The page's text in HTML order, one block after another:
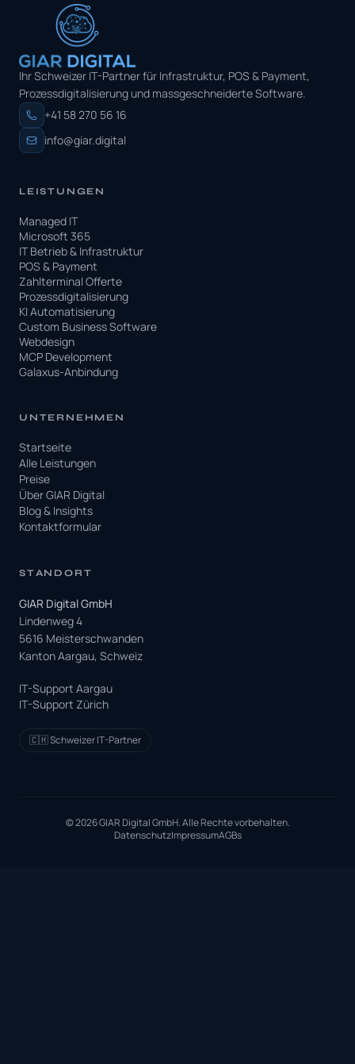
Ihr Schweizer IT-Partner für Infrastruktur, POS & Payment,
Prozessdigitalisierung und massgeschneiderte Software.
+41 58 270 56 16
info@giar.digital
LEISTUNGEN
Managed IT
Microsoft 365
IT Betrieb & Infrastruktur
POS & Payment
Zahlterminal Offerte
Prozessdigitalisierung
KI Automatisierung
Custom Business Software
Webdesign
MCP Development
Galaxus-Anbindung
UNTERNEHMEN
Startseite
Alle Leistungen
Preise
Über GIAR Digital
Blog & Insights
Kontaktformular
STANDORT
GIAR Digital GmbH
Lindenweg 4
5616 Meisterschwanden
Kanton Aargau, Schweiz
IT-Support Aargau
IT-Support Zürich
🇨🇭 Schweizer IT-Partner
© 2026 GIAR Digital GmbH. Alle Rechte vorbehalten.
DatenschutzImpressumAGBs